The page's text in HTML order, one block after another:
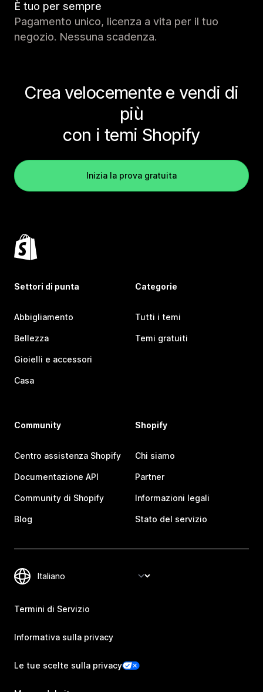
È tuo per sempre
Pagamento unico, licenza a vita per il tuo
negozio. Nessuna scadenza.
Crea velocemente e vendi di
più
con i temi Shopify
Inizia la prova gratuita
Settori di punta
Abbigliamento
Bellezza
Gioielli e accessori
Casa
Categorie
Tutti i temi
Temi gratuiti
Community
Centro assistenza Shopify
Documentazione API
Community di Shopify
Blog
Shopify
Chi siamo
Partner
Informazioni legali
Stato del servizio
Termini di Servizio
Informativa sulla privacy
Le tue scelte sulla privacy